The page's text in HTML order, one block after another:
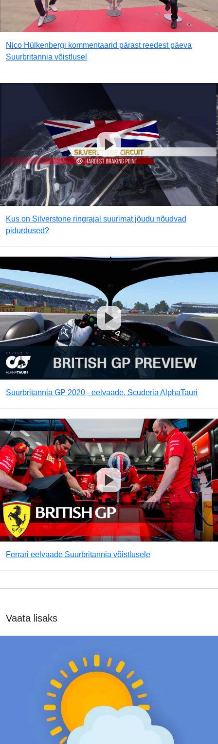
Nico Hülkenbergi kommentaarid pärast reedest päeva
Suurbritannia võistlusel
Kus on Silverstone ringrajal suurimat jõudu nõudvad
pidurdused?
Suurbritannia GP 2020 - eelvaade, Scuderia AlphaTauri
Ferrari eelvaade Suurbritannia võistlusele
Vaata lisaks